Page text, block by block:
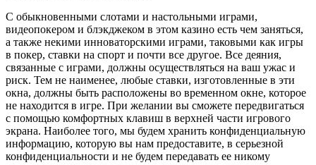
С обыкновенными слотами и настольными играми,
видеопокером и блэкджеком в этом казино есть чем заняться,
а также некими инноваторскими играми, таковыми как игры
в покер, ставки на спорт и почти все другое. Все деяния,
связанные с играми, должны осуществляться на ваш ужас и
риск. Тем не наименее, любые ставки, изготовленные в эти
окна, должны быть расположены во временном окне, которое
не находится в игре. При желании вы сможете передвигаться
с помощью комфортных клавиш в верхней части игрового
экрана. Наиболее того, мы будем хранить конфиденциальную
информацию, которую вы нам предоставите, в серьезной
конфиденциальности и не будем передавать ее никому